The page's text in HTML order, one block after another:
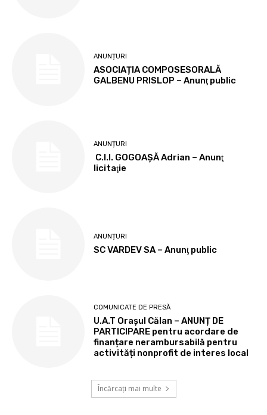
ANUNȚURI
ASOCIAȚIA COMPOSESORALĂ
GALBENU PRISLOP – Anunţ public
ANUNȚURI
C.I.I. GOGOAŞĂ Adrian – Anunţ
licitaţie
ANUNȚURI
SC VARDEV SA – Anunţ public
COMUNICATE DE PRESĂ
U.A.T Orașul Călan – ANUNȚ DE
PARTICIPARE pentru acordare de
finanțare nerambursabilă pentru
activități nonprofit de interes local
Încărcați mai multe